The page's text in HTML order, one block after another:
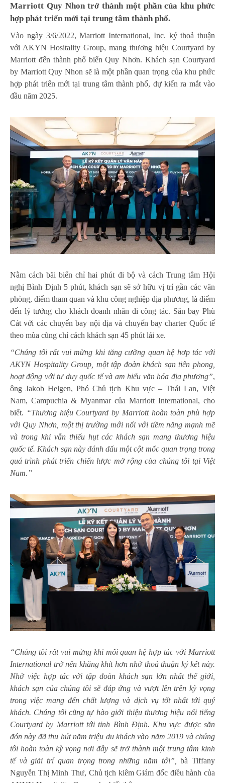
Marriott Quy Nhon trở thành một phần của khu phức
hợp phát triển mới tại trung tâm thành phố.
Vào ngày 3/6/2022, Marriott International, Inc. ký thoả thuận
với AKYN Hositality Group, mang thương hiệu Courtyard by
Marriott đến thành phố biển Quy Nhơn. Khách sạn Courtyard
by Marriott Quy Nhon sẽ là một phần quan trọng của khu phức
hợp phát triển mới tại trung tâm thành phố, dự kiến ra mắt vào
đầu năm 2025.
Nằm cách bãi biển chỉ hai phút đi bộ và cách Trung tâm Hội
nghị Bình Định 5 phút, khách sạn sẽ sở hữu vị trí gần các văn
phòng, điểm tham quan và khu công nghiệp địa phương, là điểm
đến lý tưởng cho khách doanh nhân đi công tác. Sân bay Phù
Cát với các chuyến bay nội địa và chuyến bay charter Quốc tế
theo mùa cũng chỉ cách khách sạn 45 phút lái xe.
“Chúng tôi rất vui mừng khi tăng cường quan hệ hơp tác với
AKYN Hospitality Group, một tập đoàn khách sạn tiên phong,
hoạt động với tư duy quốc tế và am hiểu văn hóa địa phương”,
ông Jakob Helgen, Phó Chủ tịch Khu vực – Thái Lan, Việt
Nam, Campuchia & Myanmar của Marriott International, cho
biết. “Thương hiệu Courtyard by Marriott hoàn toàn phù hợp
với Quy Nhơn, một thị trường mới nổi với tiềm năng mạnh mẽ
và trong khi vẫn thiếu hụt các khách sạn mang thương hiệu
quốc tế. Khách sạn này đánh dấu một cột mốc quan trọng trong
quá trình phát triển chiến lược mở rộng của chúng tôi tại Việt
Nam.”
“Chúng tôi rất vui mừng khi mối quan hệ hợp tác với Marriott
International trở nên khăng khít hơn nhờ thoả thuận ký kết này.
Nhờ việc hợp tác với tập đoàn khách sạn lớn nhất thế giới,
khách sạn của chúng tôi sẽ đáp ứng và vượt lên trên kỳ vọng
trong việc mang đến chất lượng và dịch vụ tốt nhất tới quý
khách. Chúng tôi cũng tự hào giới thiệu thương hiệu nổi tiếng
Courtyard by Marriott tới tỉnh Bình Định. Khu vực được săn
đón này đã thu hút năm triệu du khách vào năm 2019 và chúng
tôi hoàn toàn kỳ vọng nơi đây sẽ trở thành một trung tâm kinh
tế và giải trí quan trọng trong những năm tới”,
bà Tiffany
Nguyễn Thị Minh Thư, Chủ tịch kiêm Giám đốc điều hành của